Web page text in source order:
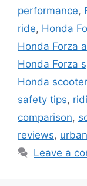
performance,
ride, Honda
Honda Forza
Honda Forza
Honda scooter
safety tips,
comparison,
reviews,
Leave a